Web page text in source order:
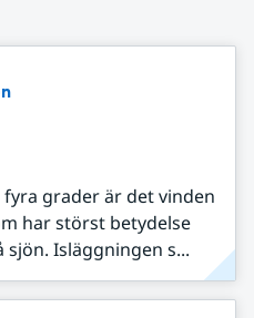
grader är det vinden
har störst betydelse
Isläggningen s...